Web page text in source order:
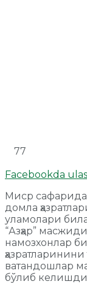
77
Facebookda
Миср
домла
уламолари
“Азҳар”
намозхонлар
ватандошлар
бўлиб